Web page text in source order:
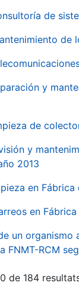
de
de
y
de
y
2013
en
en
un organismo
FNMT-RCM
de 184